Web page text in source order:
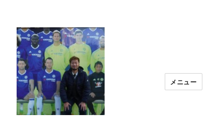
メニュー